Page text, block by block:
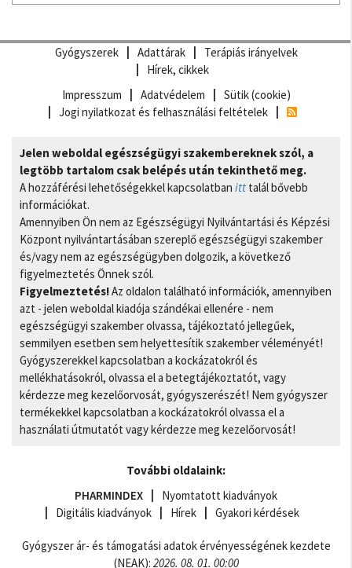
Gyógyszerek Adattárak
Terápiás irányelvek
Hírek, cikkek
Impresszum
Adatvédelem
Sütik (cookie)
Jogi nyilatkozat és felhasználási feltételek
Jelen weboldal egészségügyi szakembereknek szól, a
legtöbb tartalom csak belépés után tekinthető meg.
A hozzáférési lehetőségekkel kapcsolatban itt talál bővebb
információkat.
Amennyiben Ön nem az Egészségügyi Nyilvántartási és Képzési
Központ nyilvántartásában szereplő egészségügyi szakember
és/vagy nem az egészségügyben dolgozik, a következő
figyelmeztetés Önnek szól.
Figyelmeztetés!Az oldalon található információk, amennyiben
azt - jelen weboldal kiadója szándékai ellenére - nem
egészségügyi szakember olvassa, tájékoztató jellegűek,
semmilyen esetben sem helyettesítik szakember véleményét!
Gyógyszerekkel kapcsolatban a kockázatokról és
mellékhatásokról, olvassa el a betegtájékoztatót, vagy
kérdezze meg kezelőorvosát, gyógyszerészét! Nem gyógyszer
termékekkel kapcsolatban a kockázatokról olvassa el a
használati útmutatót vagy kérdezze meg kezelőorvosát!
További oldalaink:
PHARMINDEX
Nyomtatott kiadványok
Digitális kiadványok
Hírek Gyakori kérdések
Gyógyszer ár- és támogatási adatok érvényességének kezdete
(NEAK): 2026. 08. 01. 00:00